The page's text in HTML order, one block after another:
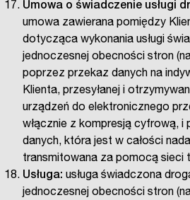
Umowa o świadczenie usługi
umowa zawierana pomiędzy
dotycząca wykonania usługi
jednoczesnej obecności stron
poprzez przekaz danych na
Klienta, przesyłanej i
urządzeń do elektronicznego
włącznie z kompresją cyfrową, i
danych, która jest w całości
transmitowana za pomocą sieci
Usługa: usługa świadczona
jednoczesnej obecności stron